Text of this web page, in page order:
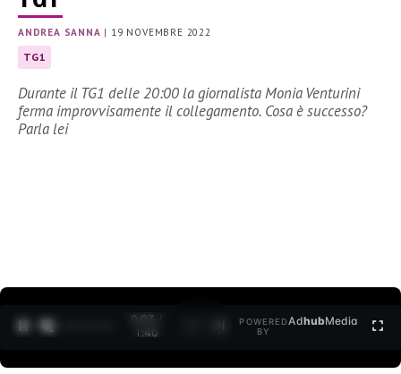
ANDREA SANNA | 19 NOVEMBRE 2022
TG1
Durante il TG1 delle 20:00 la giornalista Monia Venturini
ferma improvvisamente il collegamento. Cosa è successo?
Parla lei
0:04 /
1:40
POWERED
BY
AdhubMedia